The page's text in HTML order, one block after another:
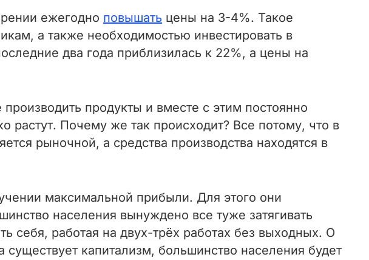
ежегодно повышать цены на 3-4%. Такое
а также необходимостью инвестировать в
два года приблизилась к 22%, а цены на
продукты и вместе с этим постоянно
растут. Почему же так происходит? Все потому, что в
рыночной, а средства производства находятся в
максимальной прибыли. Для этого они
населения вынуждено все туже затягивать
себя, работая на двух-трёх работах без выходных. О
капитализм, большинство населения будет